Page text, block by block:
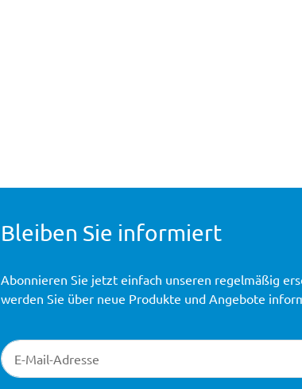
Bleiben Sie informiert
Newsletter-Registrierung
Abonnieren Sie jetzt einfach unseren regelmäßig
werden Sie über neue Produkte und Angebote